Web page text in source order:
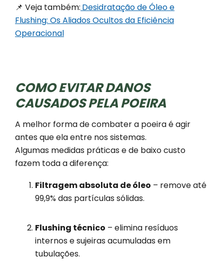
📌 Veja também: Desidratação de Óleo e
Flushing: Os Aliados Ocultos da Eficiência
Operacional
COMO EVITAR DANOS
CAUSADOS PELA POEIRA
A melhor forma de combater a poeira é agir
antes que ela entre nos sistemas.
Algumas medidas práticas e de baixo custo
fazem toda a diferença:
Filtragem absoluta de óleo – remove até
99,9% das partículas sólidas.
Flushing técnico – elimina resíduos
internos e sujeiras acumuladas em
tubulações.